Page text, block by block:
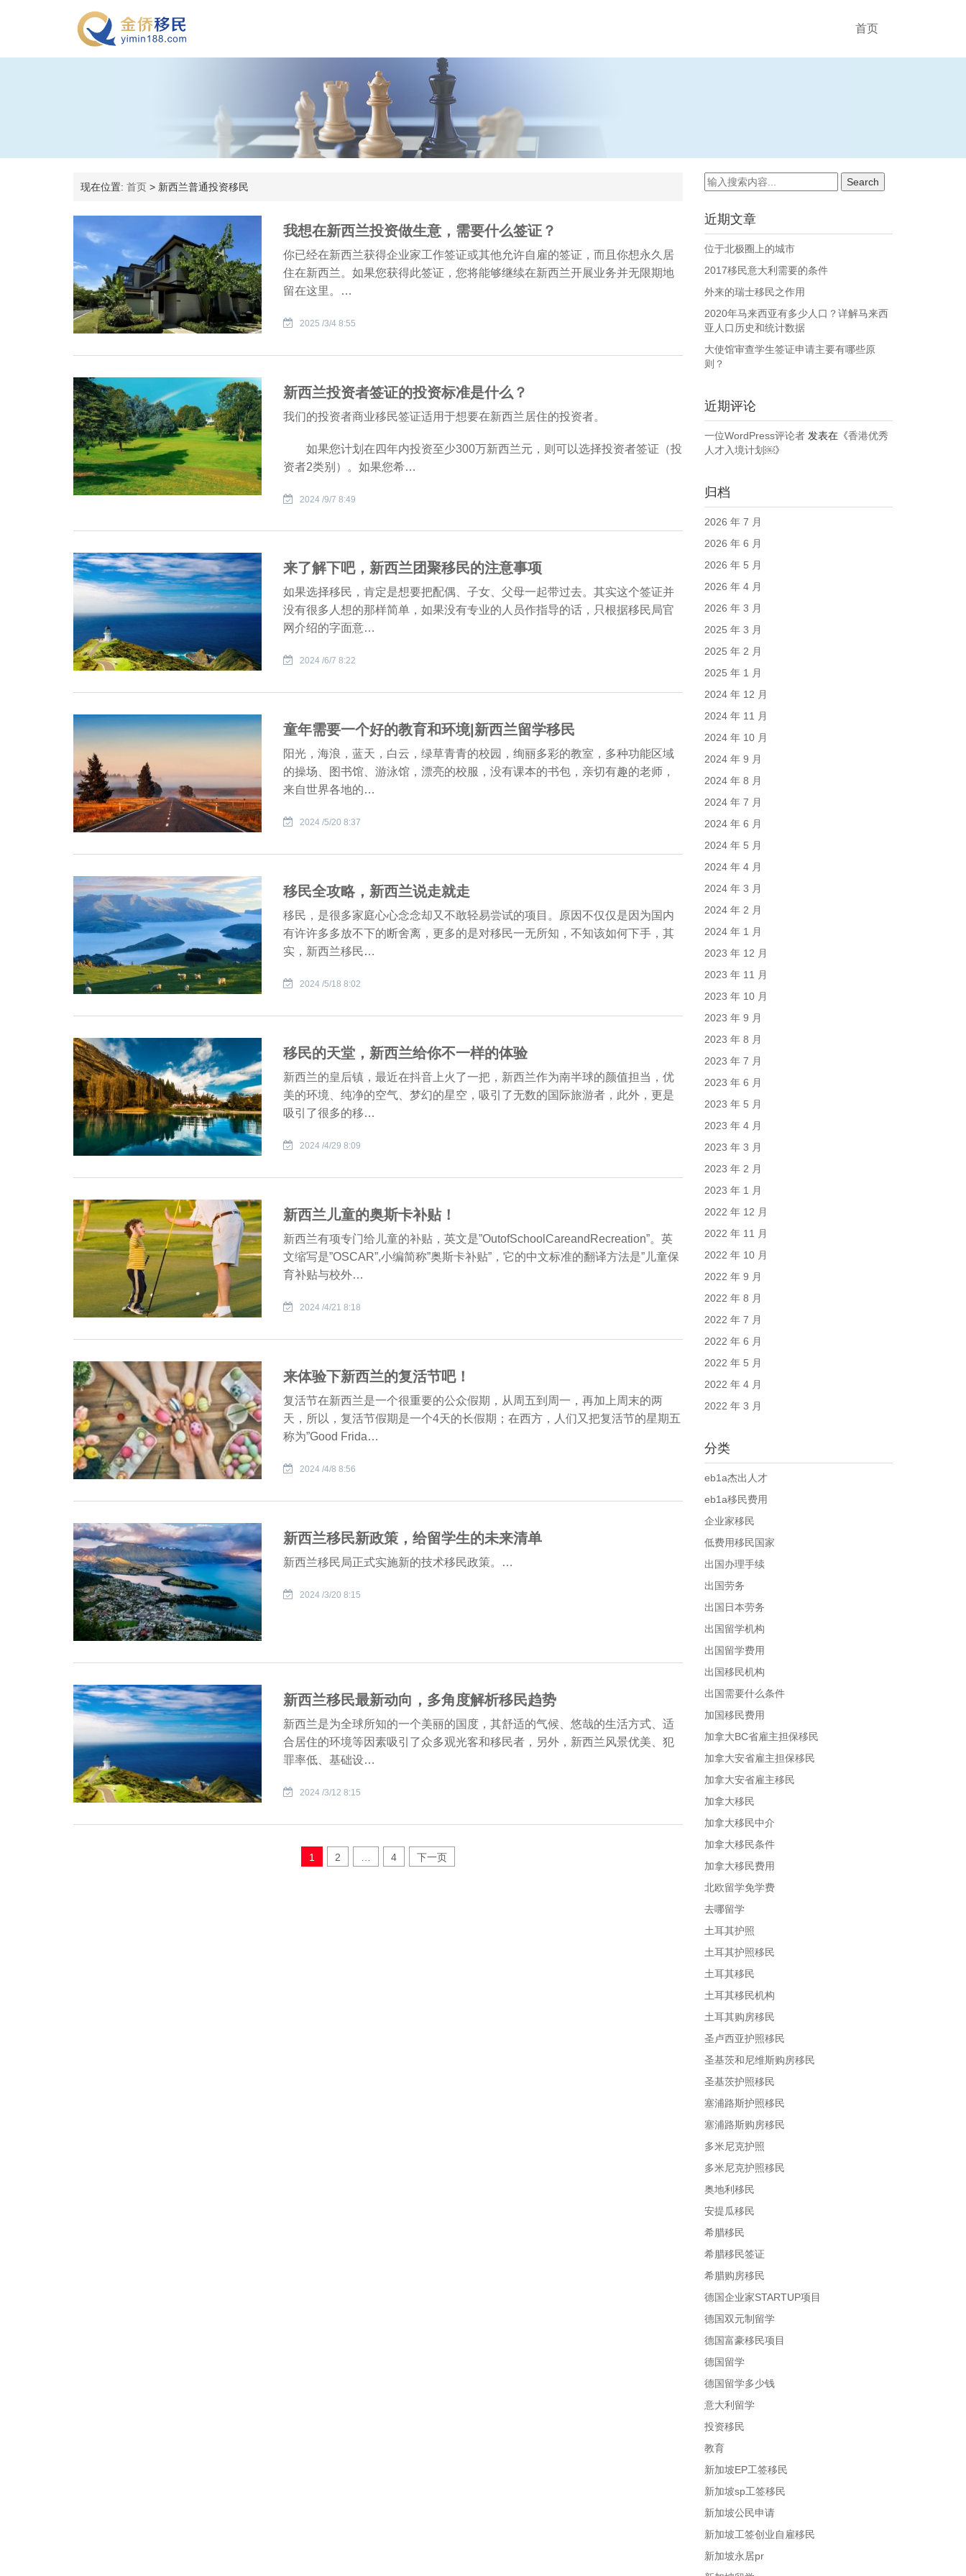
首页
现在位置: 首页 > 新西兰普通投资移民
我想在新西兰投资做生意，需要什么签证？
你已经在新西兰获得企业家工作签证或其他允许自雇的签证，而且你想永久居
住在新西兰。如果您获得此签证，您将能够继续在新西兰开展业务并无限期地
留在这里。…
2025 /3/4 8:55
新西兰投资者签证的投资标准是什么？
我们的投资者商业移民签证适用于想要在新西兰居住的投资者。
如果您计划在四年内投资至少300万新西兰元，则可以选择投资者签证（投
资者2类别）。如果您希…
2024 /9/7 8:49
来了解下吧，新西兰团聚移民的注意事项
如果选择移民，肯定是想要把配偶、子女、父母一起带过去。其实这个签证并
没有很多人想的那样简单，如果没有专业的人员作指导的话，只根据移民局官
网介绍的字面意…
2024 /6/7 8:22
童年需要一个好的教育和环境|新西兰留学移民
阳光，海浪，蓝天，白云，绿草青青的校园，绚丽多彩的教室，多种功能区域
的操场、图书馆、游泳馆，漂亮的校服，没有课本的书包，亲切有趣的老师，
来自世界各地的…
2024 /5/20 8:37
移民全攻略，新西兰说走就走
移民，是很多家庭心心念念却又不敢轻易尝试的项目。原因不仅仅是因为国内
有许许多多放不下的断舍离，更多的是对移民一无所知，不知该如何下手，其
实，新西兰移民…
2024 /5/18 8:02
移民的天堂，新西兰给你不一样的体验
新西兰的皇后镇，最近在抖音上火了一把，新西兰作为南半球的颜值担当，优
美的环境、纯净的空气、梦幻的星空，吸引了无数的国际旅游者，此外，更是
吸引了很多的移…
2024 /4/29 8:09
新西兰儿童的奥斯卡补贴！
新西兰有项专门给儿童的补贴，英文是”OutofSchoolCareandRecreation”。英
文缩写是”OSCAR”,小编简称”奥斯卡补贴”，它的中文标准的翻译方法是”儿童保
育补贴与校外…
2024 /4/21 8:18
来体验下新西兰的复活节吧！
复活节在新西兰是一个很重要的公众假期，从周五到周一，再加上周末的两
天，所以，复活节假期是一个4天的长假期；在西方，人们又把复活节的星期五
称为”Good Frida…
2024 /4/8 8:56
新西兰移民新政策，给留学生的未来清单
新西兰移民局正式实施新的技术移民政策。…
2024 /3/20 8:15
新西兰移民最新动向，多角度解析移民趋势
新西兰是为全球所知的一个美丽的国度，其舒适的气候、悠哉的生活方式、适
合居住的环境等因素吸引了众多观光客和移民者，另外，新西兰风景优美、犯
罪率低、基础设…
2024 /3/12 8:15
1 2 … 4 下一页
近期文章
位于北极圈上的城市
2017移民意大利需要的条件
外来的瑞士移民之作用
2020年马来西亚有多少人口？详解马来西
亚人口历史和统计数据
大使馆审查学生签证申请主要有哪些原
则？
近期评论
一位WordPress评论者发表在《香港优秀
人才入境计划￼》
归档
2026 年 7 月
2026 年 6 月
2026 年 5 月
2026 年 4 月
2026 年 3 月
2025 年 3 月
2025 年 2 月
2025 年 1 月
2024 年 12 月
2024 年 11 月
2024 年 10 月
2024 年 9 月
2024 年 8 月
2024 年 7 月
2024 年 6 月
2024 年 5 月
2024 年 4 月
2024 年 3 月
2024 年 2 月
2024 年 1 月
2023 年 12 月
2023 年 11 月
2023 年 10 月
2023 年 9 月
2023 年 8 月
2023 年 7 月
2023 年 6 月
2023 年 5 月
2023 年 4 月
2023 年 3 月
2023 年 2 月
2023 年 1 月
2022 年 12 月
2022 年 11 月
2022 年 10 月
2022 年 9 月
2022 年 8 月
2022 年 7 月
2022 年 6 月
2022 年 5 月
2022 年 4 月
2022 年 3 月
分类
eb1a杰出人才
eb1a移民费用
企业家移民
低费用移民国家
出国办理手续
出国劳务
出国日本劳务
出国留学机构
出国留学费用
出国移民机构
出国需要什么条件
加国移民费用
加拿大BC省雇主担保移民
加拿大安省雇主担保移民
加拿大安省雇主移民
加拿大移民
加拿大移民中介
加拿大移民条件
加拿大移民费用
北欧留学免学费
去哪留学
土耳其护照
土耳其护照移民
土耳其移民
土耳其移民机构
土耳其购房移民
圣卢西亚护照移民
圣基茨和尼维斯购房移民
圣基茨护照移民
塞浦路斯护照移民
塞浦路斯购房移民
多米尼克护照
多米尼克护照移民
奥地利移民
安提瓜移民
希腊移民
希腊移民签证
希腊购房移民
德国企业家STARTUP项目
德国双元制留学
德国富豪移民项目
德国留学
德国留学多少钱
意大利留学
投资移民
教育
新加坡EP工签移民
新加坡sp工签移民
新加坡公民申请
新加坡工签创业自雇移民
新加坡永居pr